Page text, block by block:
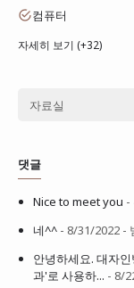
컴퓨터
자세히 보기 (+32)
댓글
Nice to meet you -
네^^ - 8/31/2022 -
안녕하세요. 대자
과'로 사용하... - 8/